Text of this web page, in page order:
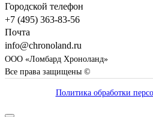
Городской телефон
+7 (495) 363-83-56
Почта
info@chronoland.ru
ООО «Ломбард Хроноланд»
Все права защищены ©
Политика обработки